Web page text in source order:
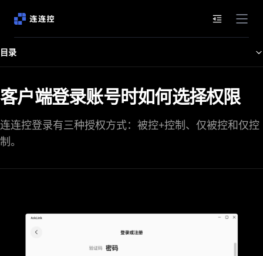
文档目录
目录
客户端登录账号时如何选择权限
连连控登录有三种授权方式：被控+控制、仅被控和仅控
制。